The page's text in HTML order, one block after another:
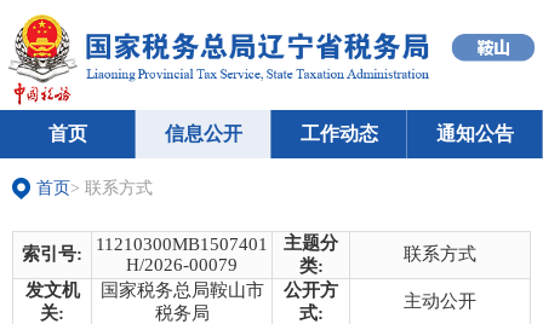
首页 信息公开 工作动态 通知公告
首页> 联系方式
索引号:
11210300MB1507401
H/2026-00079
主题分
类:
联系方式
发文机
关:
国家税务总局鞍山市
税务局
公开方
式:
主动公开